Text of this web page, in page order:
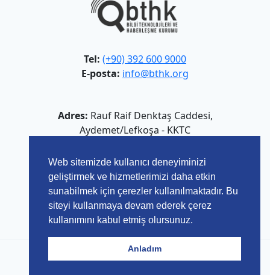
Tel: (+90) 392 600 9000
E-posta: info@bthk.org
Adres: Rauf Raif Denktaş Caddesi,
Aydemet/Lefkoşa - KKTC
Web sitemizde kullanıcı deneyiminizi
geliştirmek ve hizmetlerimizi daha etkin
sunabilmek için çerezler kullanılmaktadır. Bu
siteyi kullanmaya devam ederek çerez
kullanımını kabul etmiş olursunuz.
Anladım